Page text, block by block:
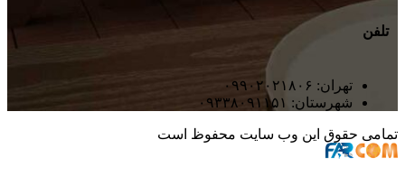
تلفن
تهران: ۰۹۹۰۲۰۲۱۸۰۶
شهرستان: ۰۹۳۳۸۰۹۱۱۵۱
تمامی حقوق این وب سایت محفوظ است